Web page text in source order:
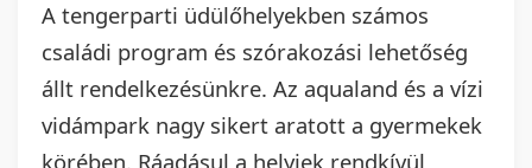
A tengerparti üdülőhelyekben számos
családi program és szórakozási lehetőség
állt rendelkezésünkre. Az aqualand és a vízi
vidámpark nagy sikert aratott a gyermekek
körében. Ráadásul a helyiek rendkívül